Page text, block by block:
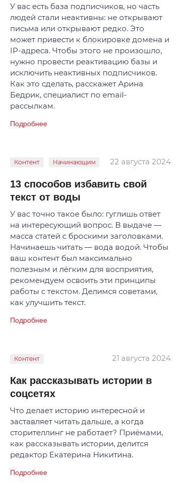
У вас есть база подписчиков, но часть
людей стали неактивны: не открывают
письма или открывают редко. Это
может привести к блокировке домена и
IP-адреса. Чтобы этого не произошло,
нужно провести реактивацию базы и
исключить неактивных подписчиков.
Как это сделать, расскажет Арина
Бедрик, специалист по email-
рассылкам.
Подробнее
22 августа 2024
Контент Начинающим
13 способов избавить свой
текст от воды
У вас точно такое было: гуглишь ответ
на интересующий вопрос. В выдаче —
масса статей с броскими заголовками.
Начинаешь читать — вода водой. Чтобы
ваш контент был максимально
полезным и лёгким для восприятия,
рекомендуем освоить эти принципы
работы с текстом. Делимся советами,
как улучшить текст.
Подробнее
21 августа 2024
Контент
Как рассказывать истории в
соцсетях
Что делает историю интересной и
заставляет читать дальше, а когда
сторителлинг не работает? Приёмами,
как рассказывать истории, делится
редактор Екатерина Никитина.
Подробнее